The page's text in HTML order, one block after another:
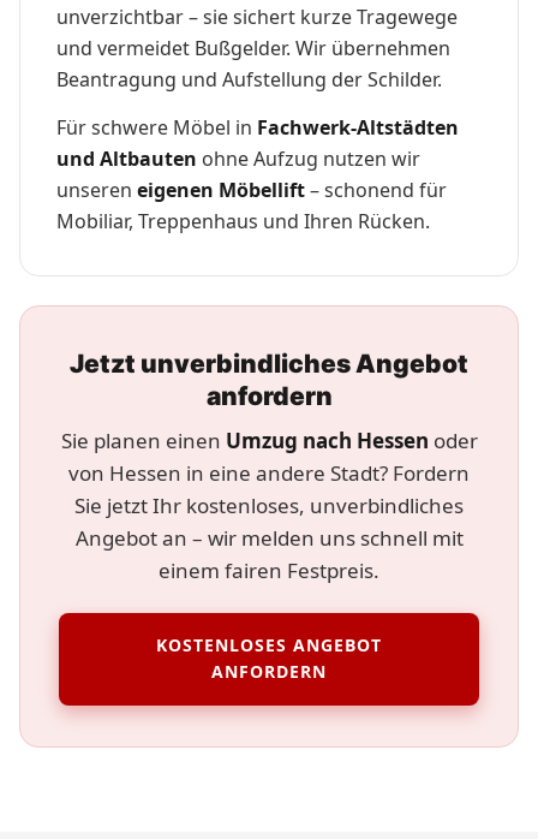
unverzichtbar – sie sichert kurze Tragewege
und vermeidet Bußgelder. Wir übernehmen
Beantragung und Aufstellung der Schilder.
Für schwere Möbel in Fachwerk-Altstädten
und Altbauten ohne Aufzug nutzen wir
unseren eigenen Möbellift– schonend für
Mobiliar, Treppenhaus und Ihren Rücken.
Jetzt unverbindliches Angebot
anfordern
Sie planen einen Umzug nach Hessen oder
von Hessen in eine andere Stadt? Fordern
Sie jetzt Ihr kostenloses, unverbindliches
Angebot an – wir melden uns schnell mit
einem fairen Festpreis.
KOSTENLOSES ANGEBOT
ANFORDERN